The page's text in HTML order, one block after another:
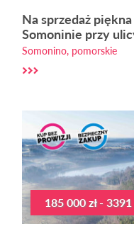
Na sprzedaż
Somoninie przy
Somonino, pomorskie
185 000 zł - 3391